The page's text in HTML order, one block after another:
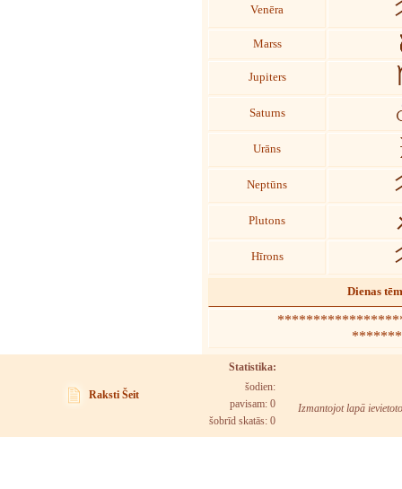
Venēra
Marss
Jupiters
Saturns
Urāns
Neptūns
Plutons
Hīrons
Dienas
Raksti Šeit
Statistika:
šodien:
pavisam: 0
šobrīd skatās: 0
Izmantojot lapā